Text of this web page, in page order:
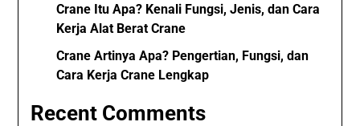
Crane Itu Apa? Kenali Fungsi, Jenis, dan Cara
Kerja Alat Berat Crane
Crane Artinya Apa? Pengertian, Fungsi, dan
Cara Kerja Crane Lengkap
Recent Comments